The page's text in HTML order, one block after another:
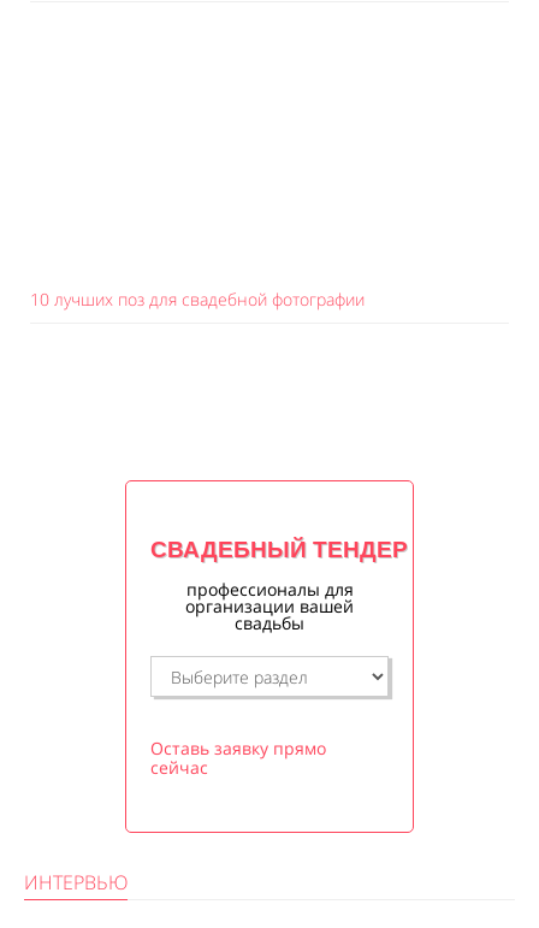
10 лучших поз для свадебной фотографии
СВАДЕБНЫЙ ТЕНДЕР
профессионалы для
организации вашей
свадьбы
Оставь заявку прямо
сейчас
ИНТЕРВЬЮ